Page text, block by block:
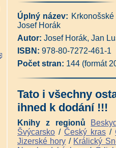
Zašlá chuť morušek -
Antikvariát - Zašlá chuť
Horská železnice Liberec -
Počátky lokální železniční
Ozvěny krkonošské minulosti
Důl Kovárna v obrazech -
Znamení hledačů - Po
Krkonošský kras (Radko
Krkonoše - Cestou necestou
Hrobům v dáli - Otisk 1.
Hrobům v dáli - Otisk 1.
Hrobům v dáli - Otisk 1.
Hrobům v dáli - Otisk 1.
Krkonoše za císaře pána
Cesty Vlachů - Mysterium
Po stopách Sarajeva 1914
Úplný název:
Josef Horák
Autor: Josef Horák, Jan
ISBN: 978-80-7272-461-1
Počet stran: 144 (formát
Tato i všechny
ihned k dodání !!!
Knihy z regionů
Švýcarsko / Český kras /
Jizerské hory / Králický